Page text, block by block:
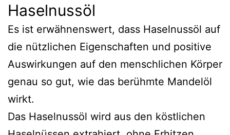
Haselnussöl
Es ist erwähnenswert, dass Haselnussöl auf
die nützlichen Eigenschaften und positive
Auswirkungen auf den menschlichen Körper
genau so gut, wie das berühmte Mandelöl
wirkt.
Das Haselnussöl wird aus den köstlichen